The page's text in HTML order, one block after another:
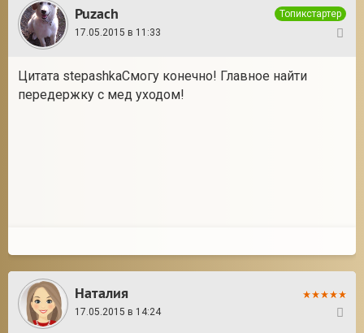
Puzach
Топикстартер
17.05.2015 в 11:33
Цитата stepashkaСмогу конечно! Главное найти
передержку с мед уходом!
Наталия
17.05.2015 в 14:24